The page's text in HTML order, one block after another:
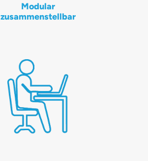
Modular
zusammenstellbar